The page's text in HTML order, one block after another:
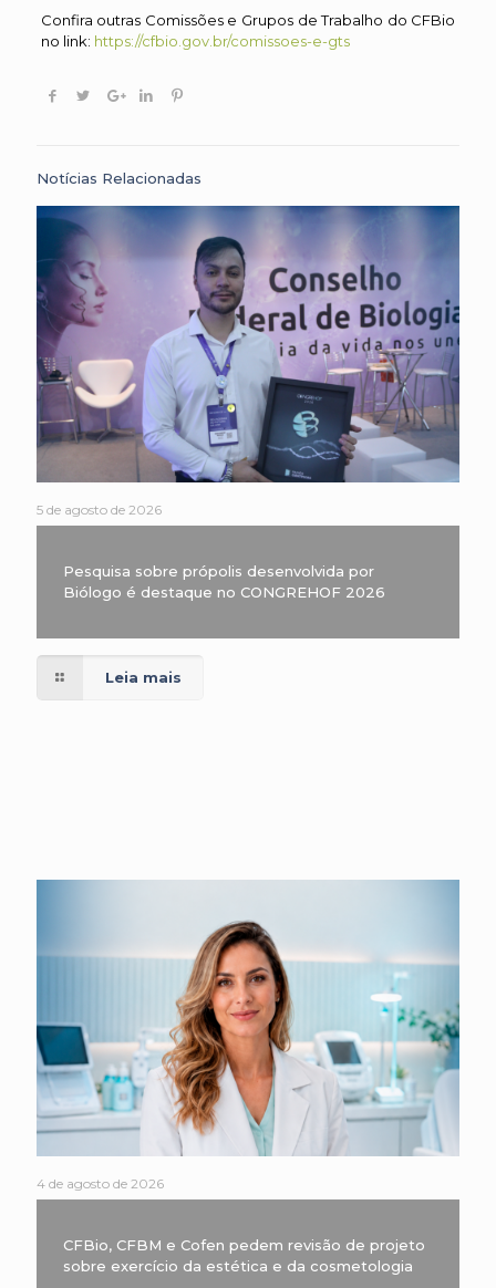
Confira outras Comissões e Grupos de Trabalho do CFBio
no link: https://cfbio.gov.br/comissoes-e-gts
Notícias Relacionadas
5 de agosto de 2026
Pesquisa sobre própolis desenvolvida por
Biólogo é destaque no CONGREHOF 2026
Leia mais
4 de agosto de 2026
CFBio, CFBM e Cofen pedem revisão de projeto
sobre exercício da estética e da cosmetologia